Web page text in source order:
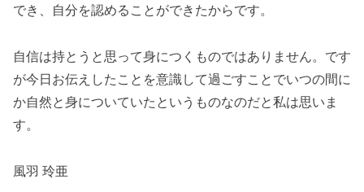
でき、自分を認めることができたからです。
自信は持とうと思って身につくものではありません。です
が今日お伝えしたことを意識して過ごすことでいつの間に
か自然と身についていたというものなのだと私は思いま
す。
風羽 玲亜